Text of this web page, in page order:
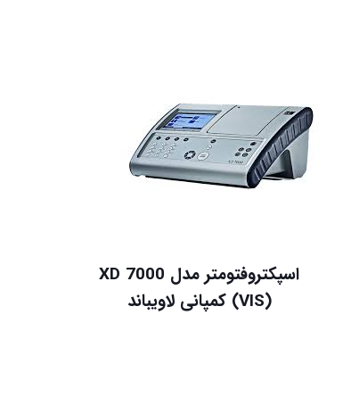
اسپکتروفتومتر مدل XD 7000
(VIS) کمپانی لاویباند